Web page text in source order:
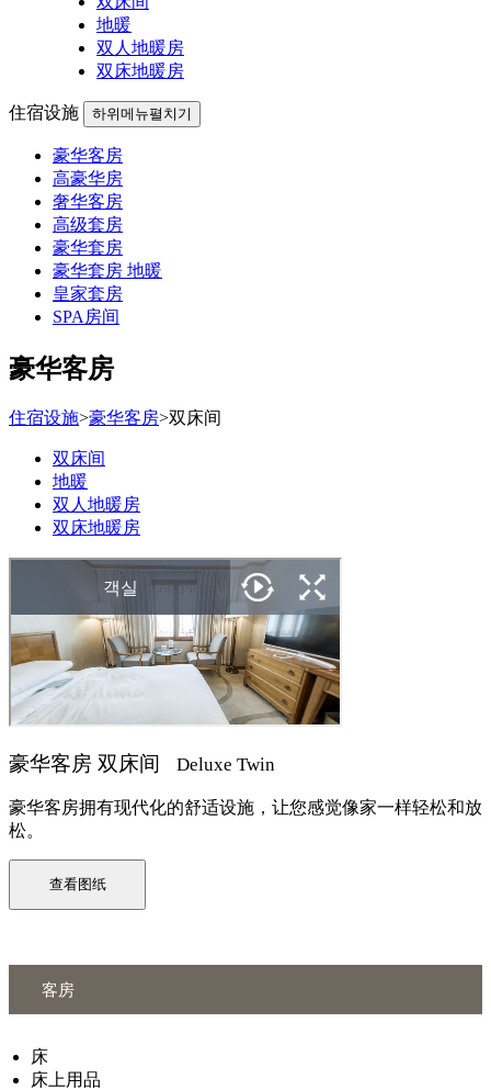
地暖
双人地暖房
双床地暖房
住宿设施 하위메뉴펼치기
豪华客房
高豪华房
奢华客房
高级套房
豪华套房
豪华套房 地暖
皇家套房
SPA房间
豪华客房
住宿设施>豪华客房>双床间
双床间
地暖
双人地暖房
双床地暖房
豪华客房 双床间 Deluxe Twin
豪华客房拥有现代化的舒适设施，让您感觉像家一样轻松和放
松。
查看图纸
客房
床
床上用品